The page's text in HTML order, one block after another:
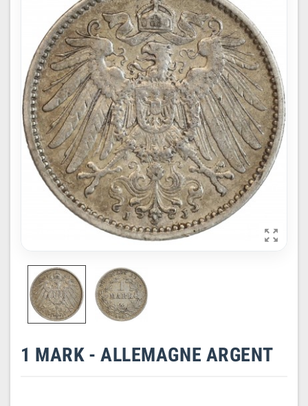

1 MARK - ALLEMAGNE ARGENT